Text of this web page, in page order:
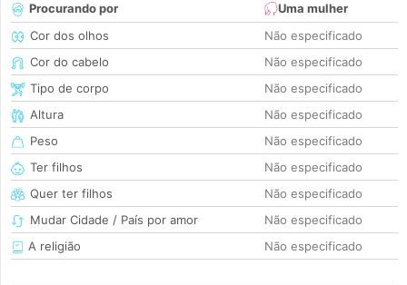
Procurando por
Uma mulher
Cor dos olhos
Não especificado
Cor do cabelo
Não especificado
Tipo de corpo
Não especificado
Altura
Não especificado
Peso
Não especificado
Ter filhos
Não especificado
Quer ter filhos
Não especificado
Mudar Cidade / País por amor
Não especificado
A religião
Não especificado